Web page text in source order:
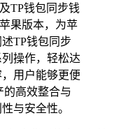
TP钱包同步钱
果版本，为苹
TP钱包同步
操作，轻松达
用户能够更便
的高效整合与
与安全性。